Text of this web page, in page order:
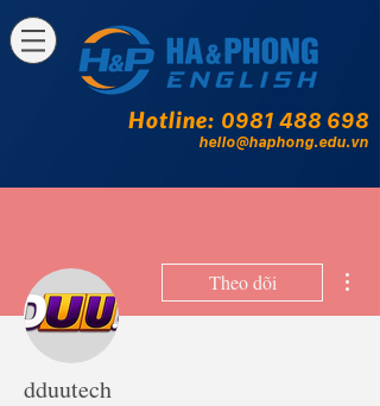
Hotline: 0981 488 698
hello@haphong.edu.vn
Theo dõi
dduutech